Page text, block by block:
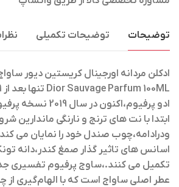
توضیحات توضیحات تکمیلی
Dior Sauvage Parfum 100ML
ادو پرفیوم،اکنون در
ابتدا با نت های ترنج و نارنگی ماندارین
ودرادامه،چوب صندل خود را نمایان می
اسانس های تاثیر گذار صمغ کندر،دانه
تکمیل می کنند.،ساوج پرفیوم تفسیری
عطر اصلی ساواج است که با الهام‌گیری از